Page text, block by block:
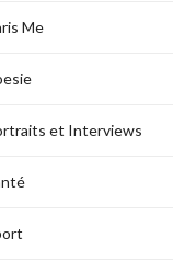
Me
et Interviews